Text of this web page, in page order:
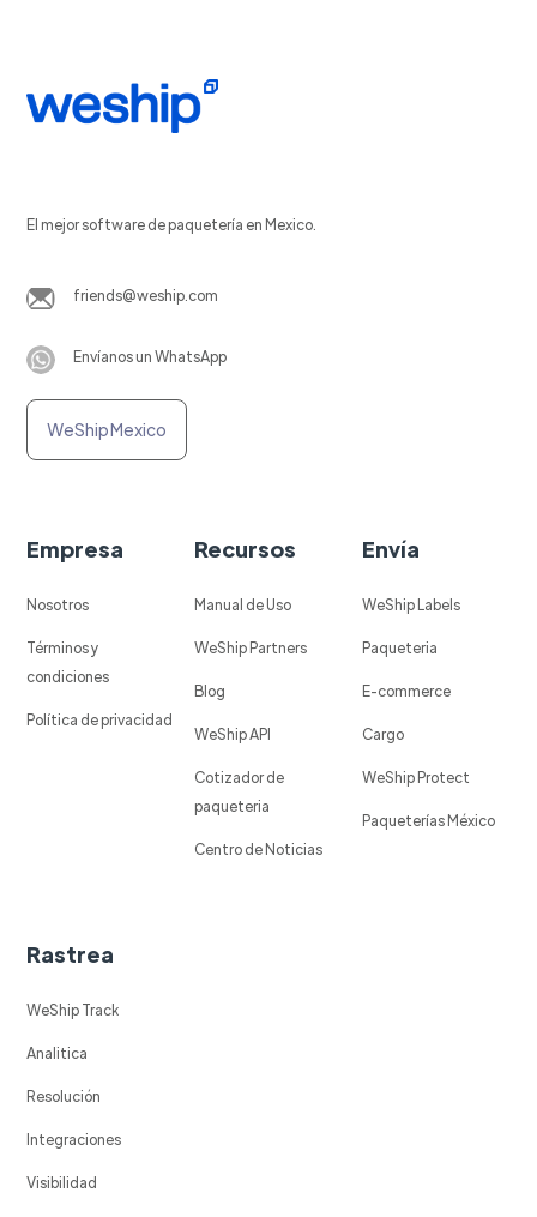
El mejor software de paquetería en Mexico.
friends@weship.com
Envíanos un WhatsApp
WeShip Mexico
Empresa
Nosotros
Términos y
condiciones
Política de privacidad
Recursos
Manual de Uso
WeShip Partners
Blog
WeShip API
Cotizador de
paqueteria
Centro de Noticias
Envía
WeShip Labels
Paqueteria
E-commerce
Cargo
WeShip Protect
Paqueterías México
Rastrea
WeShip Track
Analitica
Resolución
Integraciones
Visibilidad